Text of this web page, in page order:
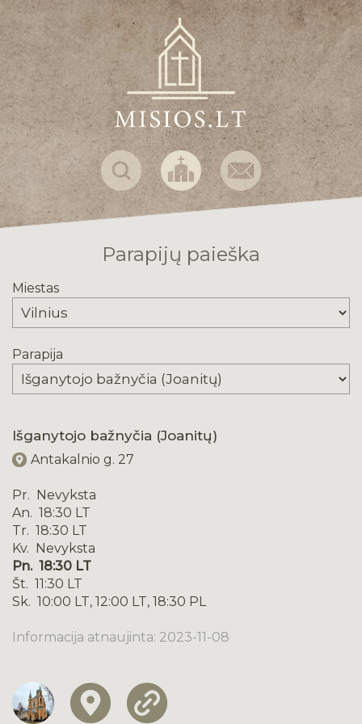
Parapijų paieška
Miestas
Parapija
Išganytojo bažnyčia (Joanitų)
Antakalnio g. 27
Pr. Nevyksta
An. 18:30 LT
Tr. 18:30 LT
Kv. Nevyksta
Pn. 18:30 LT
Št. 11:30 LT
Sk. 10:00 LT, 12:00 LT, 18:30 PL
Informacija atnaujinta: 2023-11-08